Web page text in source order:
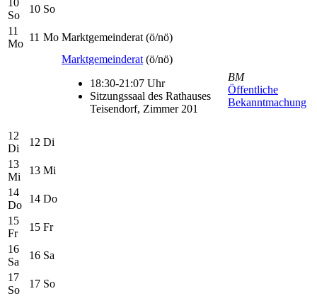
So
10 So
11
Mo
11 Mo Marktgemeinderat (ö/nö)
Marktgemeinderat (ö/nö)
18:30-21:07 Uhr
Sitzungssaal des Rathauses
Teisendorf, Zimmer 201
BM
Öffentliche
Bekanntmachung
12
Di
12 Di
13
Mi
13 Mi
14
Do
14 Do
15
Fr
15 Fr
16
Sa
16 Sa
17
So
17 So